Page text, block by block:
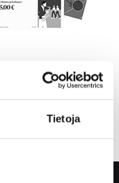
Tietoja